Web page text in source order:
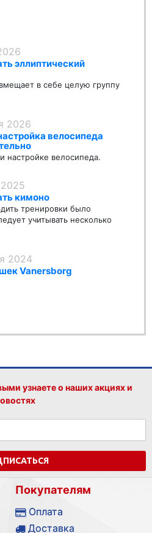
эллиптический
в себе целую группу
2026
велосипеда
настройке велосипеда.
кимоно
тренировки было
учитывать несколько
2024
Vanersborg
узнаете о наших акциях и
Покупателям
Оплата
Доставка